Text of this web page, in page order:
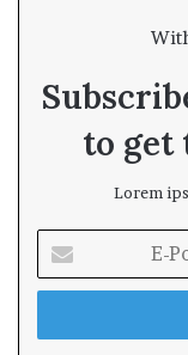
to get
Lorem
P
s